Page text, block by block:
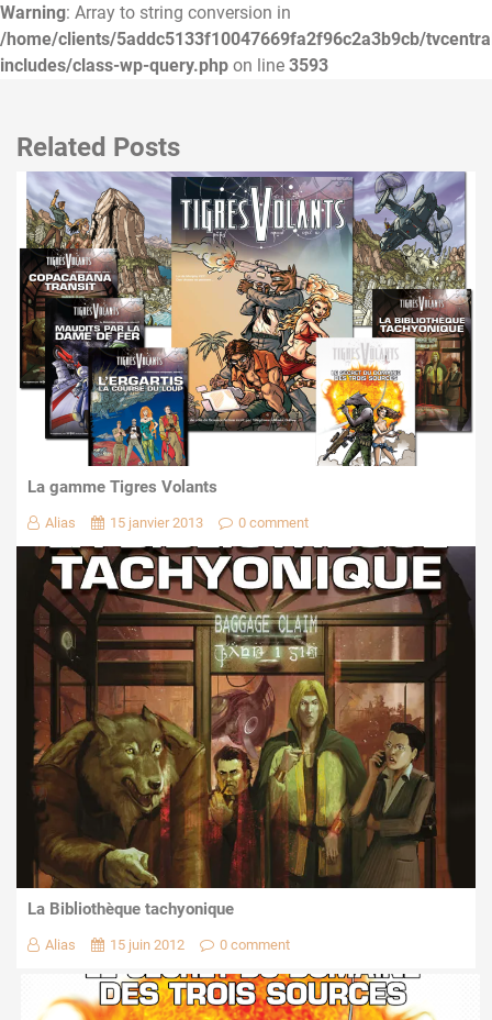
Warning: Array to string conversion in
/home/clients/5addc5133f10047669fa2f96c2a3b9cb/
includes/class-wp-query.php on line 3593
Related Posts
La gamme Tigres Volants
Alias 15 janvier 2013 0 comment
La Bibliothèque tachyonique
Alias 15 juin 2012 0 comment